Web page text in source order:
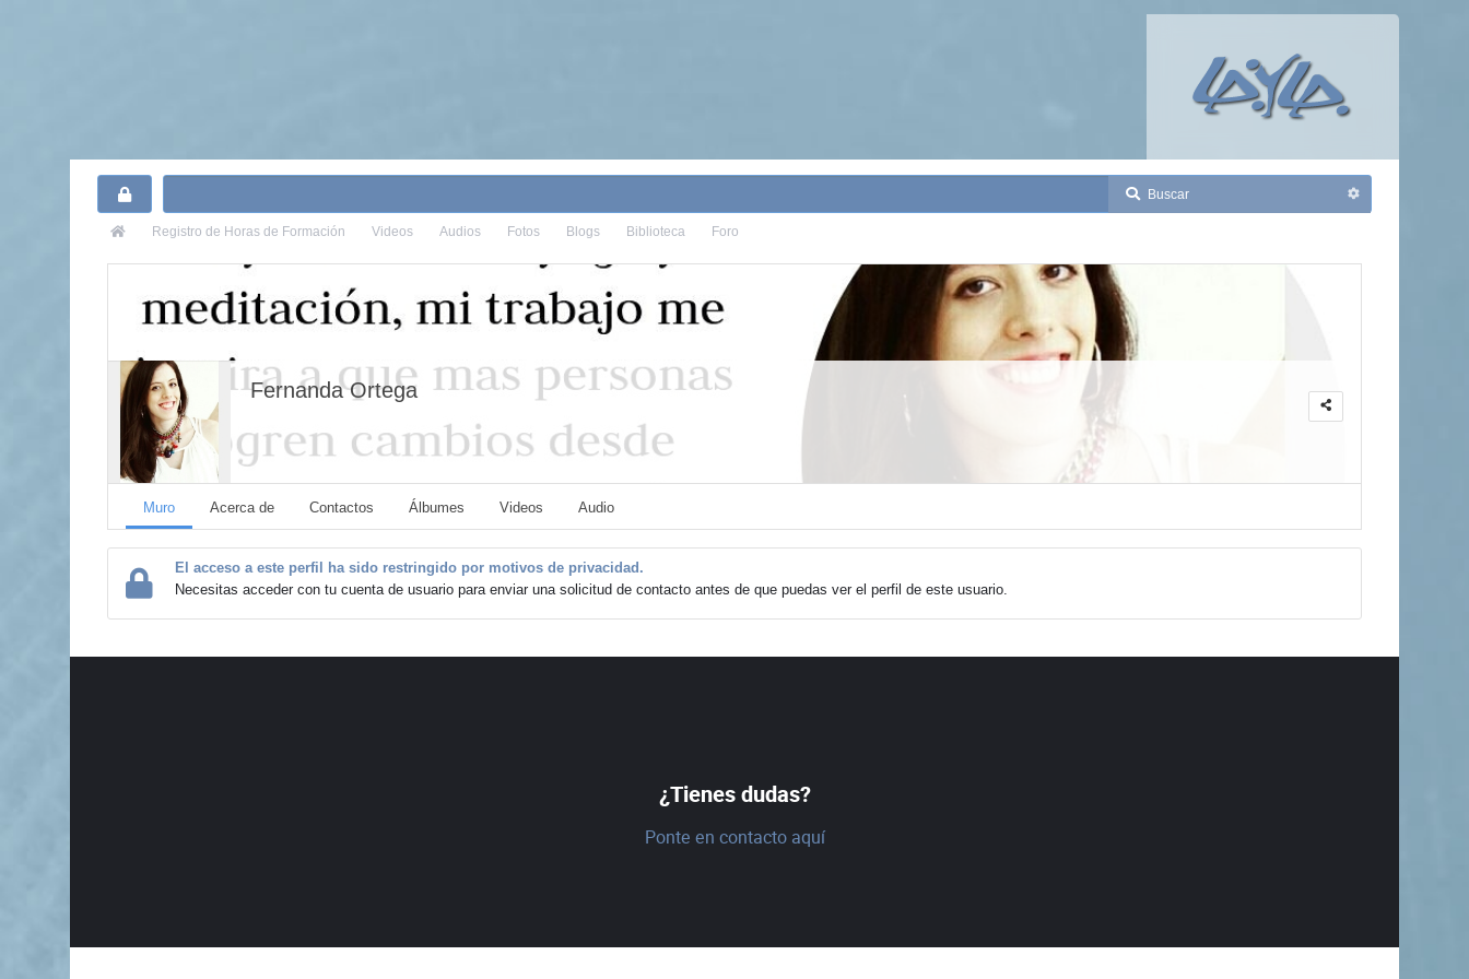
Registro de Horas de Formación Videos Audios Fotos Blogs Biblioteca Foro
Fernanda Ortega
Muro Acerca de Contactos Álbumes Videos Audio
El acceso a este perfil ha sido restringido por motivos de privacidad.
Necesitas acceder con tu cuenta de usuario para enviar una solicitud de contacto antes de que puedas ver el perfil de este usuario.
¿Tienes dudas?
Ponte en contacto aquí